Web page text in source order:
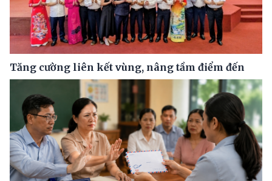
Tăng cường liên kết vùng, nâng tầm điểm đến